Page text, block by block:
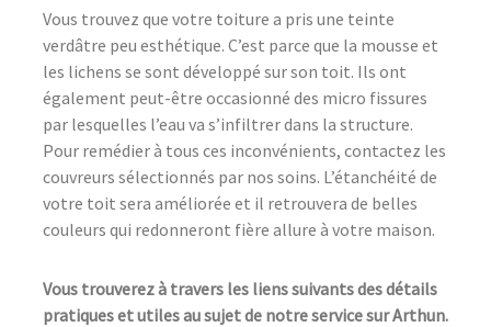
Vous trouvez que votre toiture a pris une teinte
verdâtre peu esthétique. C’est parce que la mousse et
les lichens se sont développé sur son toit. Ils ont
également peut-être occasionné des micro fissures
par lesquelles l’eau va s’infiltrer dans la structure.
Pour remédier à tous ces inconvénients, contactez les
couvreurs sélectionnés par nos soins. L’étanchéité de
votre toit sera améliorée et il retrouvera de belles
couleurs qui redonneront fière allure à votre maison.
Vous trouverez à travers les liens suivants des détails
pratiques et utiles au sujet de notre service sur Arthun.